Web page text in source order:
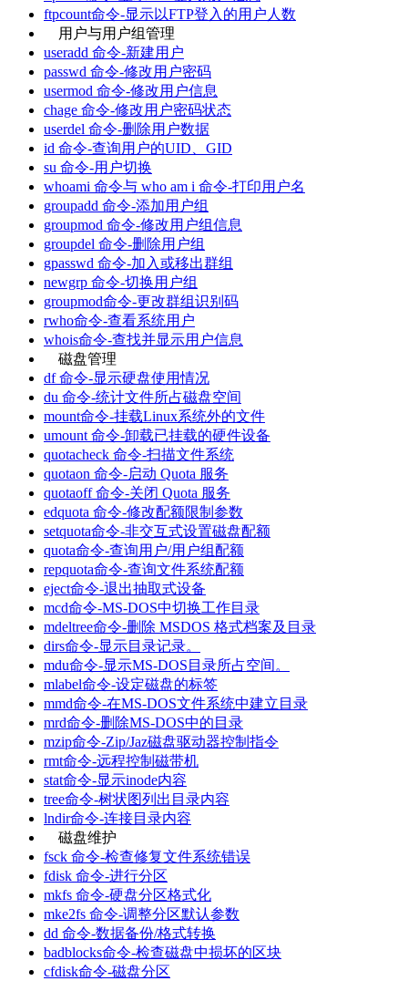
ftpcount命令-显示以FTP登入的用户人数
用户与用户组管理
useradd 命令-新建用户
passwd 命令-修改用户密码
usermod 命令-修改用户信息
chage 命令-修改用户密码状态
userdel 命令-删除用户数据
id 命令-查询用户的UID、GID
su 命令-用户切换
whoami 命令与 who am i 命令-打印用户名
groupadd 命令-添加用户组
groupmod 命令-修改用户组信息
groupdel 命令-删除用户组
gpasswd 命令-加入或移出群组
newgrp 命令-切换用户组
groupmod命令-更改群组识别码
rwho命令-查看系统用户
whois命令-查找并显示用户信息
磁盘管理
df 命令-显示硬盘使用情况
du 命令-统计文件所占磁盘空间
mount命令-挂载Linux系统外的文件
umount 命令-卸载已挂载的硬件设备
quotacheck 命令-扫描文件系统
quotaon 命令-启动 Quota 服务
quotaoff 命令-关闭 Quota 服务
edquota 命令-修改配额限制参数
setquota命令-非交互式设置磁盘配额
quota命令-查询用户/用户组配额
repquota命令-查询文件系统配额
eject命令-退出抽取式设备
mcd命令-MS-DOS中切换工作目录
mdeltree命令-删除 MSDOS 格式档案及目录
dirs命令-显示目录记录。
mdu命令-显示MS-DOS目录所占空间。
mlabel命令-设定磁盘的标签
mmd命令-在MS-DOS文件系统中建立目录
mrd命令-删除MS-DOS中的目录
mzip命令-Zip/Jaz磁盘驱动器控制指令
rmt命令-远程控制磁带机
stat命令-显示inode内容
tree命令-树状图列出目录内容
lndir命令-连接目录内容
磁盘维护
fsck 命令-检查修复文件系统错误
fdisk 命令-进行分区
mkfs 命令-硬盘分区格式化
mke2fs 命令-调整分区默认参数
dd 命令-数据备份/格式转换
badblocks命令-检查磁盘中损坏的区块
cfdisk命令-磁盘分区